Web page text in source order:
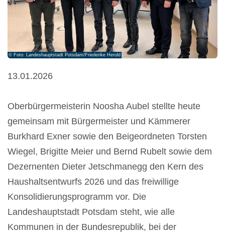
© Foto: Landeshauptstadt Potsdam/Friederike Herold
13.01.2026
Oberbürgermeisterin Noosha Aubel stellte heute
gemeinsam mit Bürgermeister und Kämmerer
Burkhard Exner sowie den Beigeordneten Torsten
Wiegel, Brigitte Meier und Bernd Rubelt sowie dem
Dezernenten Dieter Jetschmanegg den Kern des
Haushaltsentwurfs 2026 und das freiwillige
Konsolidierungsprogramm vor. Die
Landeshauptstadt Potsdam steht, wie alle
Kommunen in der Bundesrepublik, bei der